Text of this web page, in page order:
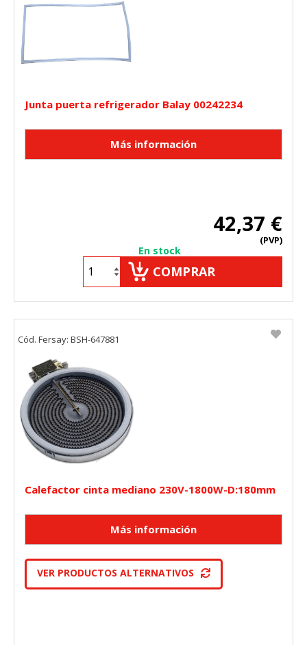
Junta puerta refrigerador Balay 00242234
42,37 €
(PVP)
En stock
COMPRAR
Calefactor cinta mediano 230V-1800W-D:180mm
VER PRODUCTOS ALTERNATIVOS
Cód. Fersay: BSH-647881